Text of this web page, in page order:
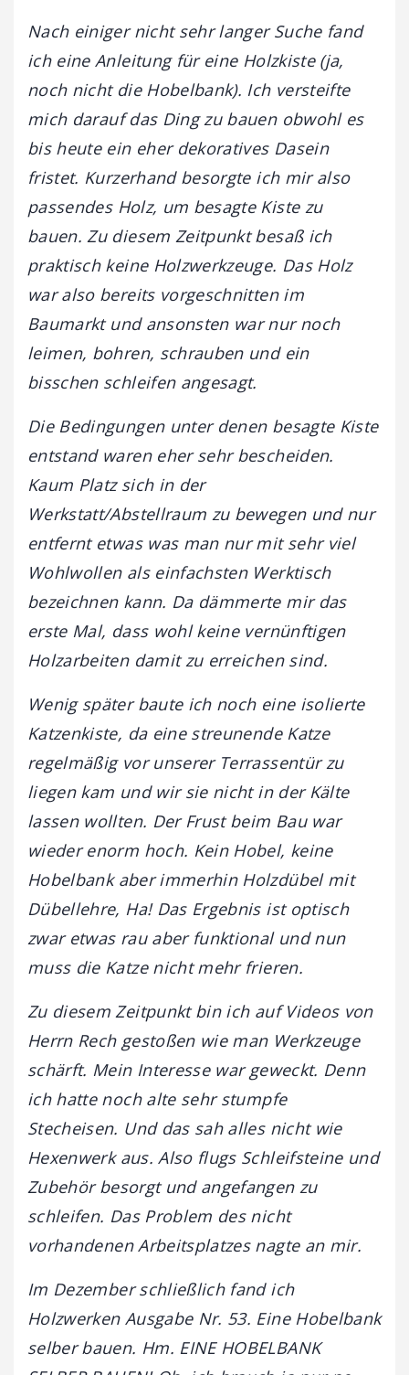
Nach einiger nicht sehr langer Suche fand
ich eine Anleitung für eine Holzkiste (ja,
noch nicht die Hobelbank). Ich versteifte
mich darauf das Ding zu bauen obwohl es
bis heute ein eher dekoratives Dasein
fristet. Kurzerhand besorgte ich mir also
passendes Holz, um besagte Kiste zu
bauen. Zu diesem Zeitpunkt besaß ich
praktisch keine Holzwerkzeuge. Das Holz
war also bereits vorgeschnitten im
Baumarkt und ansonsten war nur noch
leimen, bohren, schrauben und ein
bisschen schleifen angesagt.
Die Bedingungen unter denen besagte Kiste
entstand waren eher sehr bescheiden.
Kaum Platz sich in der
Werkstatt/Abstellraum zu bewegen und nur
entfernt etwas was man nur mit sehr viel
Wohlwollen als einfachsten Werktisch
bezeichnen kann. Da dämmerte mir das
erste Mal, dass wohl keine vernünftigen
Holzarbeiten damit zu erreichen sind.
Wenig später baute ich noch eine isolierte
Katzenkiste, da eine streunende Katze
regelmäßig vor unserer Terrassentür zu
liegen kam und wir sie nicht in der Kälte
lassen wollten. Der Frust beim Bau war
wieder enorm hoch. Kein Hobel, keine
Hobelbank aber immerhin Holzdübel mit
Dübellehre, Ha! Das Ergebnis ist optisch
zwar etwas rau aber funktional und nun
muss die Katze nicht mehr frieren.
Zu diesem Zeitpunkt bin ich auf Videos von
Herrn Rech gestoßen wie man Werkzeuge
schärft. Mein Interesse war geweckt. Denn
ich hatte noch alte sehr stumpfe
Stecheisen. Und das sah alles nicht wie
Hexenwerk aus. Also flugs Schleifsteine und
Zubehör besorgt und angefangen zu
schleifen. Das Problem des nicht
vorhandenen Arbeitsplatzes nagte an mir.
Im Dezember schließlich fand ich
Holzwerken Ausgabe Nr. 53. Eine Hobelbank
selber bauen. Hm. EINE HOBELBANK